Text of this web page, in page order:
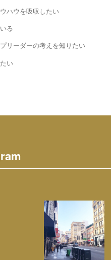
ハウを吸収したい
る
リーダーの考えを知りたい
い